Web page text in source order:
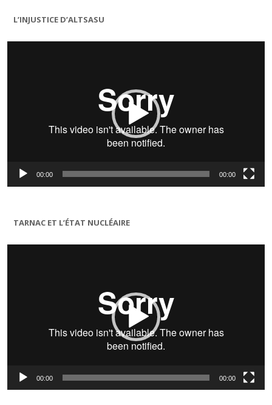
L’INJUSTICE D’ALTSASU
Lecteur
00:00 00:00
TARNAC ET L’ÉTAT NUCLÉAIRE
Lecteur
00:00 00:00